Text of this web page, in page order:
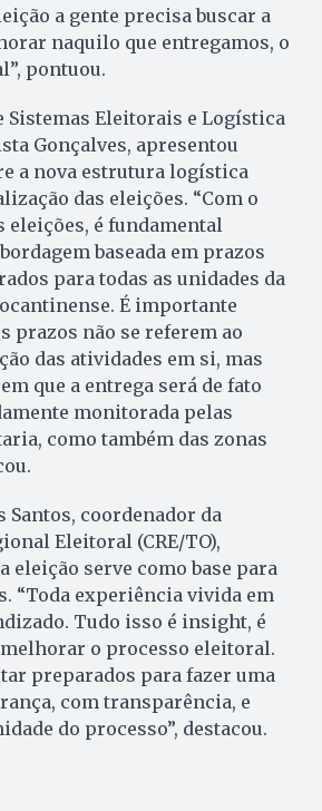
a gente precisa buscar a
naquilo que entregamos, o
pontuou.
Sistemas Eleitorais e Logística
Gonçalves, apresentou
a nova estrutura logística
das eleições. “Com o
eleições, é fundamental
baseada em prazos
para todas as unidades da
É importante
prazos não se referem ao
das atividades em si, mas
que a entrega será de fato
monitorada pelas
como também das zonas
Santos, coordenador da
Eleitoral (CRE/TO),
eleição serve como base para
“Toda experiência vivida em
Tudo isso é insight, é
o processo eleitoral.
preparados para fazer uma
com transparência, e
do processo”, destacou.